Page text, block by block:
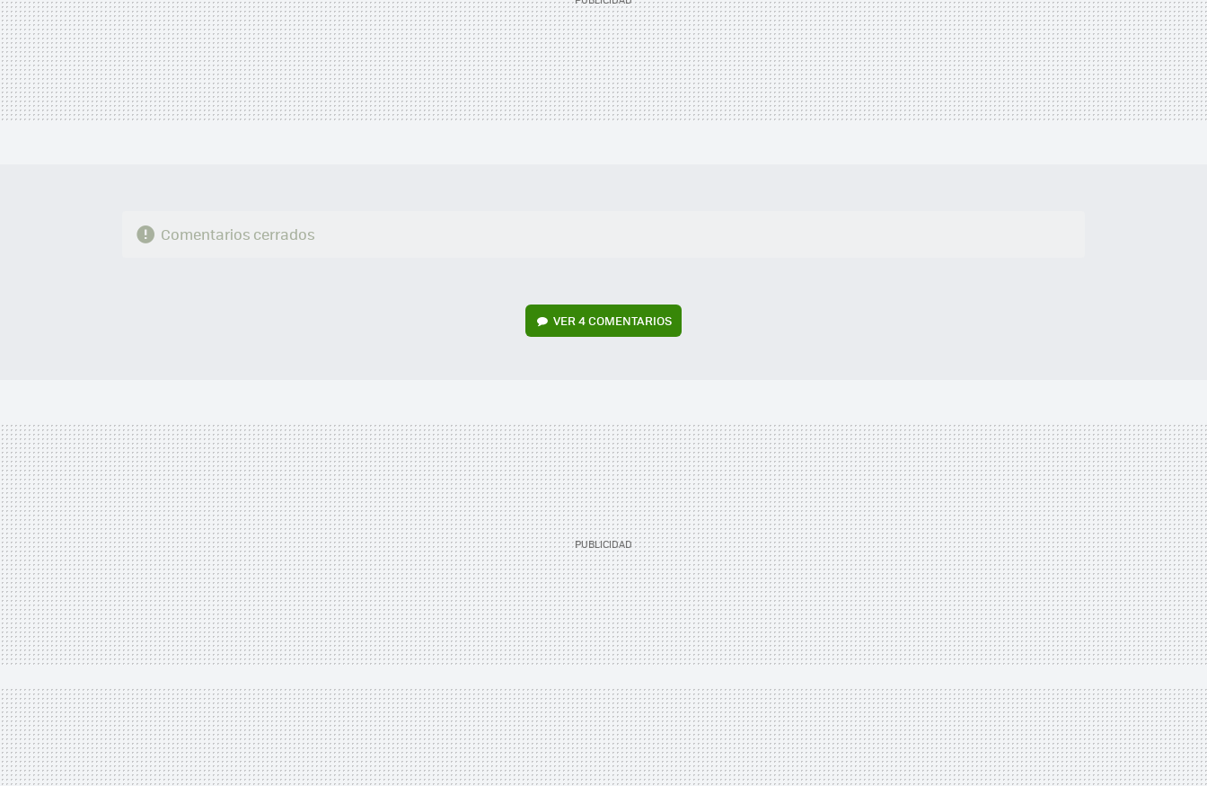
Comentarios cerrados
VER4 COMENTARIOS